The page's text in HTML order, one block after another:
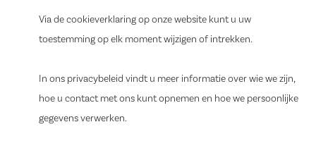
Via de cookieverklaring op onze website kunt u uw
toestemming op elk moment wijzigen of intrekken.
In ons privacybeleid vindt u meer informatie over wie we zijn,
hoe u contact met ons kunt opnemen en hoe we persoonlijke
gegevens verwerken.